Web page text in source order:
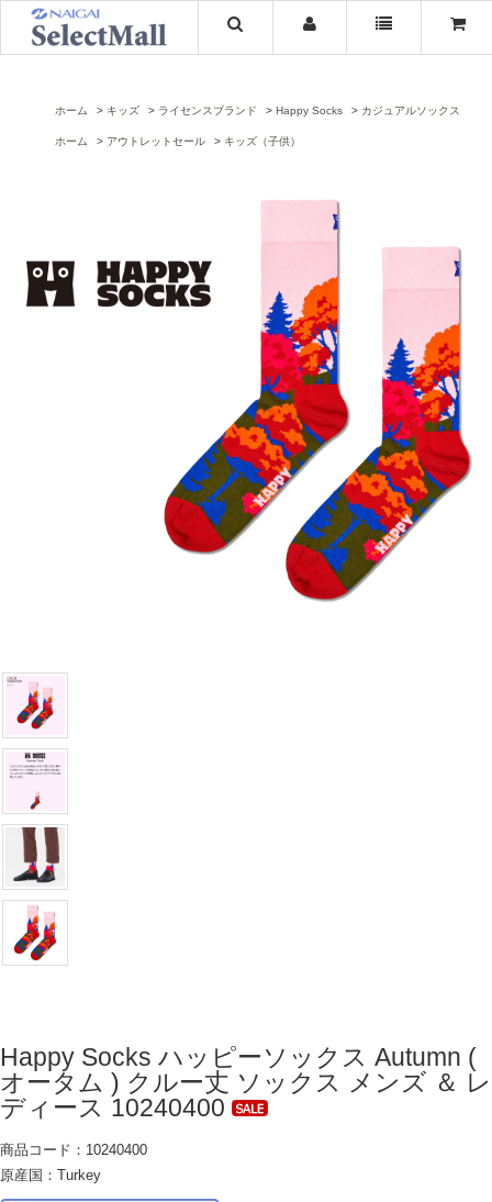
ホーム キッズ ライセンスブランド Happy Socks カジュアルソックス
ホーム アウトレットセール キッズ（子供）
Happy Socks ハッピーソックス Autumn (
オータム ) クルー丈 ソックス メンズ ＆ レ
ディース 10240400
商品コード：10240400
原産国：Turkey